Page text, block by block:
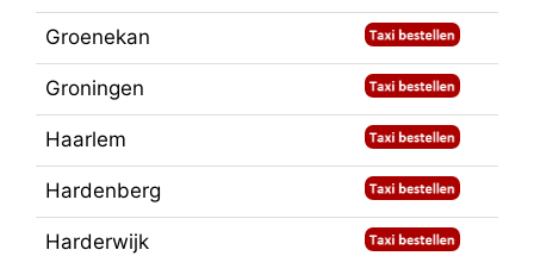
Groenekan
Groningen
Haarlem
Hardenberg
Harderwijk